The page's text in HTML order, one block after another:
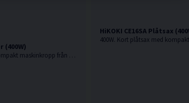
(400W)
400W. Kort nibbler med kompakt maskinkropp från Hikoki
HiKOKI CE16SA Plåtsax